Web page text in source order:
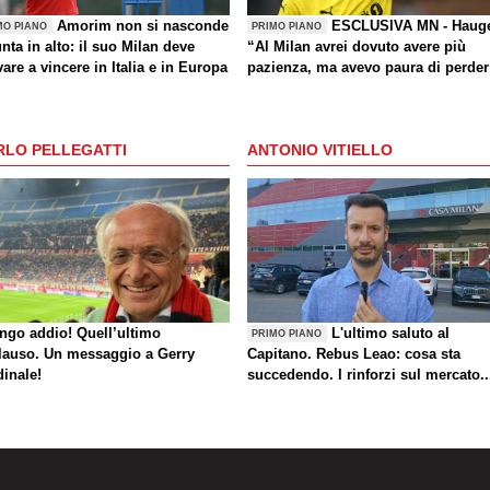
PIANO
Amorim non si nasconde
in alto: il suo Milan deve
a vincere in Italia e in Europa
PRIMO PIANO
ESCLUSIVA MN -
“Al Milan avrei dovuto avere più
pazienza, ma avevo paura di
un giorno? Magari. Forza Milan!”
PELLEGATTI
addio! Quell’ultimo
Un messaggio a Gerry
ANTONIO VITIELLO
PRIMO PIANO
L'ultimo saluto al
Capitano. Rebus Leao: cosa sta
succedendo. I rinforzi sul